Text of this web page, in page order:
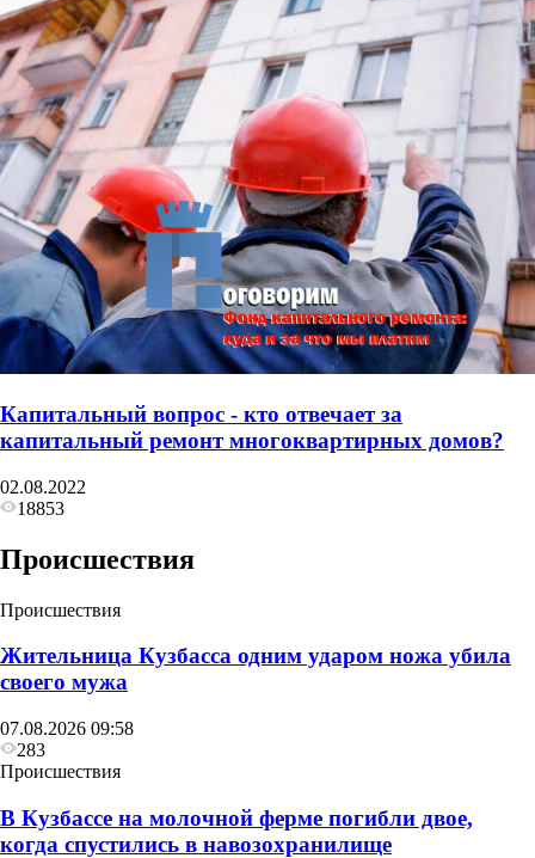
Капитальный вопрос - кто отвечает за
капитальный ремонт многоквартирных домов?
02.08.2022
18853
Происшествия
Происшествия
Жительница Кузбасса одним ударом ножа убила
своего мужа
07.08.2026 09:58
283
Происшествия
В Кузбассе на молочной ферме погибли двое,
когда спустились в навозохранилище